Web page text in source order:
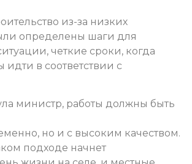
из-за низких
определены шаги для
четкие сроки, когда
в соответствии с
министр, работы должны быть
но и с высоким качеством.
подходе начнет